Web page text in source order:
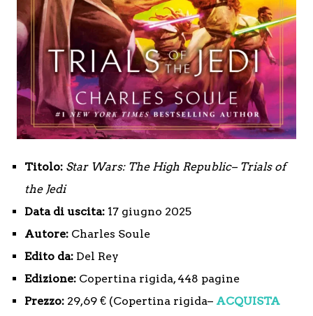
Titolo: Star Wars: The High Republic– Trials of
the Jedi
Data di uscita: 17 giugno 2025
Autore: Charles Soule
Edito da: Del Rey
Edizione: Copertina rigida, 448 pagine
Prezzo: 29,69 € (Copertina rigida– ACQUISTA